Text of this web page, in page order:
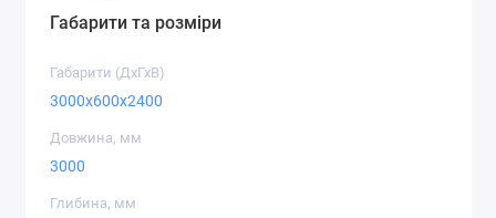
Габарити та розміри
Габарити (ДхГхВ)
3000x600x2400
Довжина, мм
3000
Глибина, мм